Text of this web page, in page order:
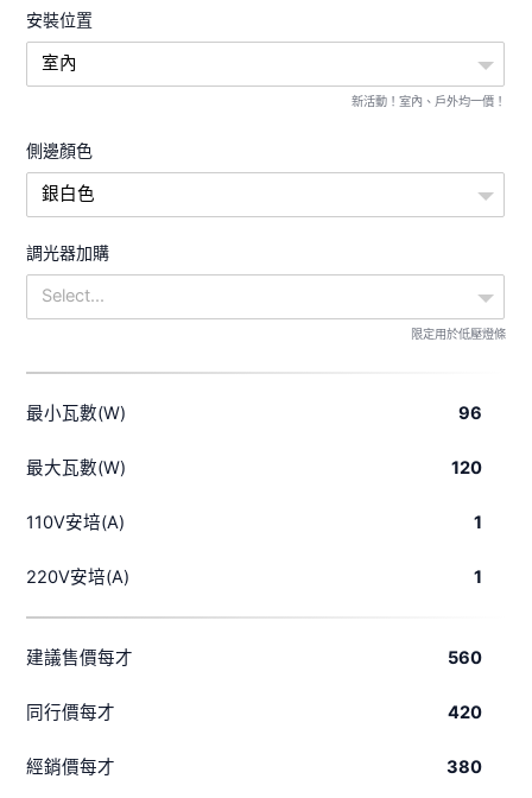
安裝位置
室內
新活動！室內、戶外均一價！
側邊顏色
銀白色
調光器加購
Select...
限定用於低壓燈條
最小瓦數(W) 96
最大瓦數(W) 120
110V安培(A) 1
220V安培(A) 1
建議售價每才 560
同行價每才 420
經銷價每才 380